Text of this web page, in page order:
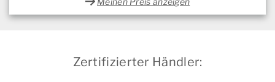
Zertifizierter Händler: